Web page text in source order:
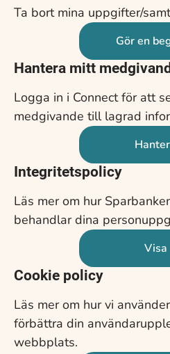
Ta bort mina uppgifter/
Gör en
Hantera mitt
Logga in i Connect för att
medgivande till lagrad
Integritetspolicy
Läs mer om hur
behandlar dina
Visa
Cookie policy
Läs mer om hur vi
förbättra din
webbplats.